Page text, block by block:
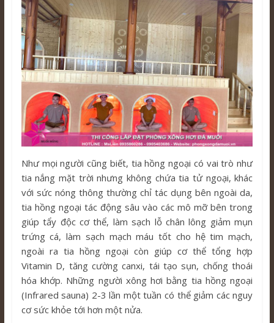
Như mọi người cũng biết, tia hồng ngoại có vai trò như
tia nắng mặt trời nhưng không chứa tia tử ngoại, khác
với sức nóng thông thường chỉ tác dụng bên ngoài da,
tia hồng ngoại tác động sâu vào các mô mỡ bên trong
giúp tẩy độc cơ thể, làm sạch lỗ chân lông giảm mụn
trứng cá, làm sạch mạch máu tốt cho hệ tim mạch,
ngoài ra tia hồng ngoại còn giúp cơ thể tổng hợp
Vitamin D, tăng cường canxi, tái tạo sụn, chống thoái
hóa khớp. Những người xông hơi bằng tia hồng ngoại
(Infrared sauna) 2-3 lần một tuần có thể giảm các nguy
cơ sức khỏe tới hơn một nửa.